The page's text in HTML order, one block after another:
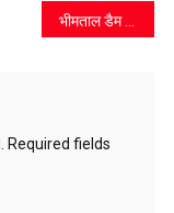
Required fields